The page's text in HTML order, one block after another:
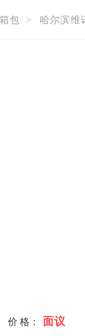
包 > 哈尔滨维
价 格： 面议